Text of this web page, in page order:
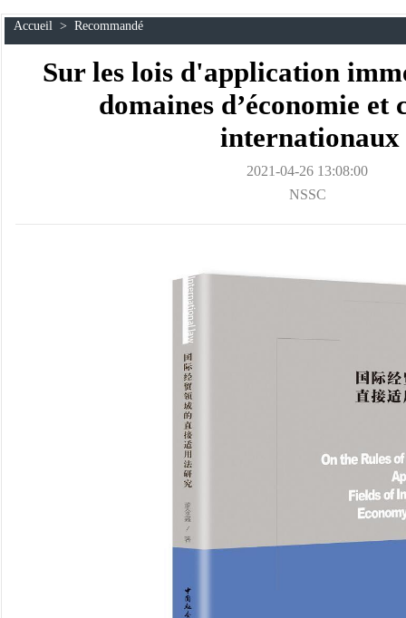
Accueil > Recommandé
Sur les lois d'application
domaines d’économie et
internationaux
2021-04-26 13:08:00
NSSC